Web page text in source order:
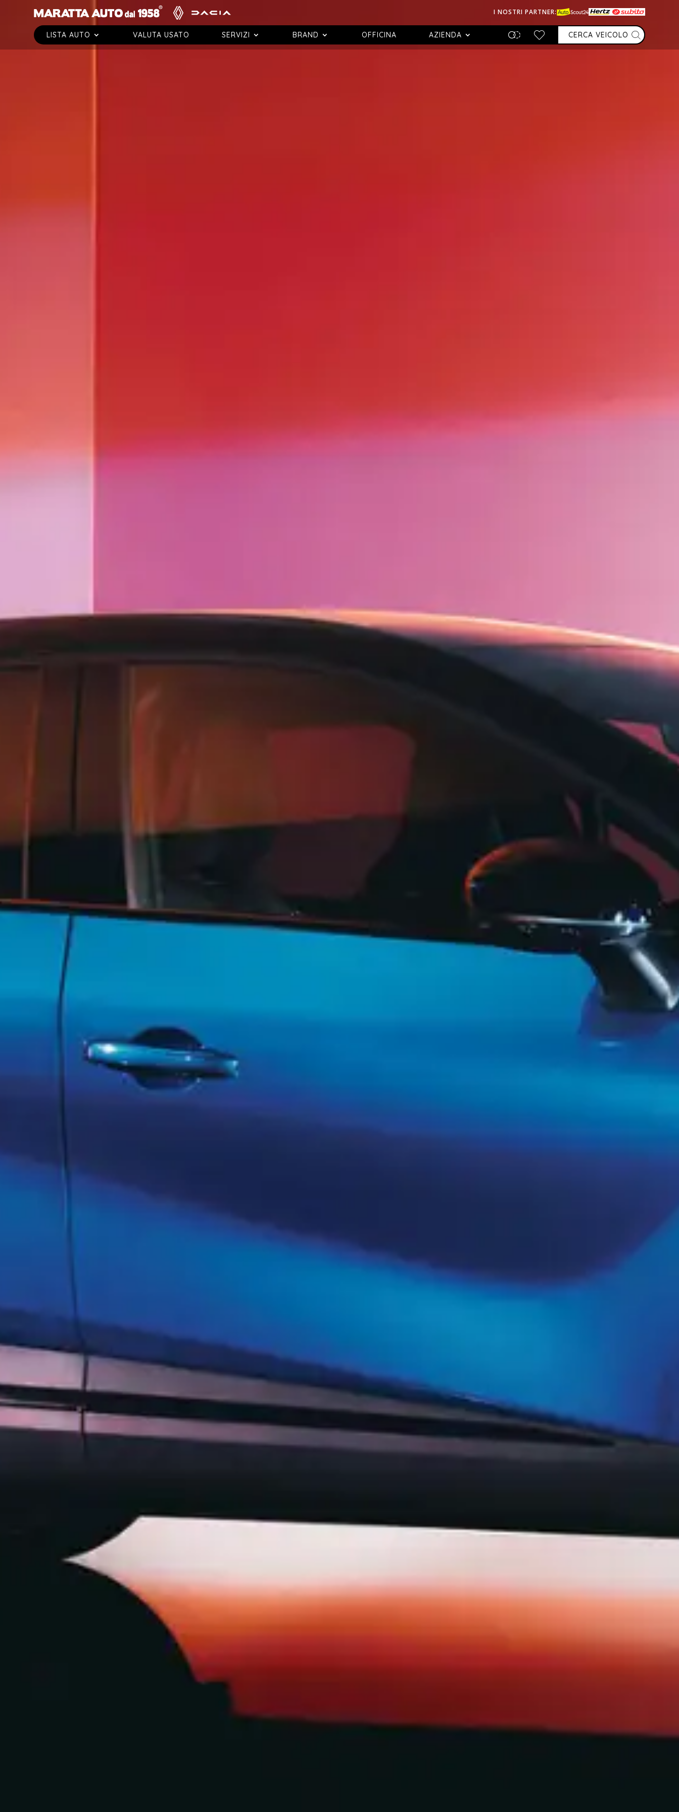
I NOSTRI PARTNER:
LISTA AUTO VALUTA USATO SERVIZI BRAND OFFICINA AZIENDA CERCA VEICOLO